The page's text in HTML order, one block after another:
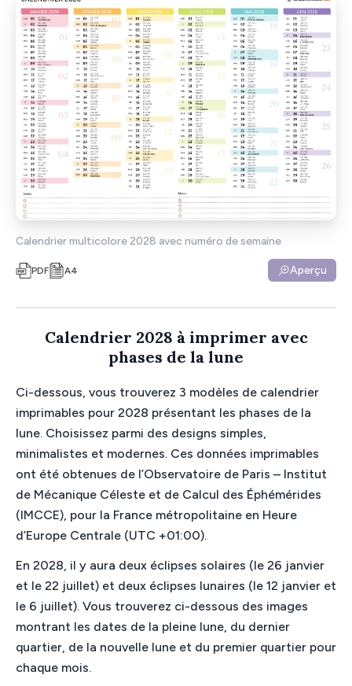
Calendrier multicolore 2028 avec numéro de semaine
PDF A4 Aperçu
Calendrier 2028 à imprimer avec
phases de la lune
Ci-dessous, vous trouverez 3 modèles de calendrier
imprimables pour 2028 présentant les phases de la
lune. Choisissez parmi des designs simples,
minimalistes et modernes. Ces données imprimables
ont été obtenues de l’Observatoire de Paris – Institut
de Mécanique Céleste et de Calcul des Éphémérides
(IMCCE), pour la France métropolitaine en Heure
d’Europe Centrale (UTC +01:00).
En 2028, il y aura deux éclipses solaires (le 26 janvier
et le 22 juillet) et deux éclipses lunaires (le 12 janvier et
le 6 juillet). Vous trouverez ci-dessous des images
montrant les dates de la pleine lune, du dernier
quartier, de la nouvelle lune et du premier quartier pour
chaque mois.